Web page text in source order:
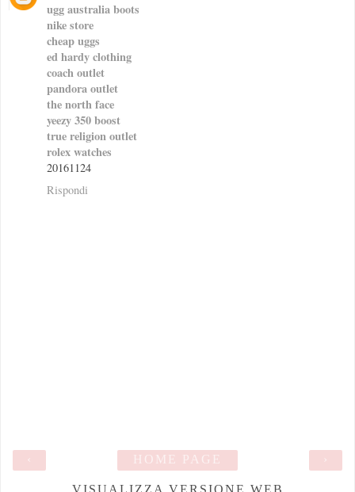
ugg australia boots
nike store
cheap uggs
ed hardy clothing
coach outlet
pandora outlet
the north face
yeezy 350 boost
true religion outlet
rolex watches
20161124
Rispondi
›
HOME PAGE
VISUALIZZA VERSIONE WEB